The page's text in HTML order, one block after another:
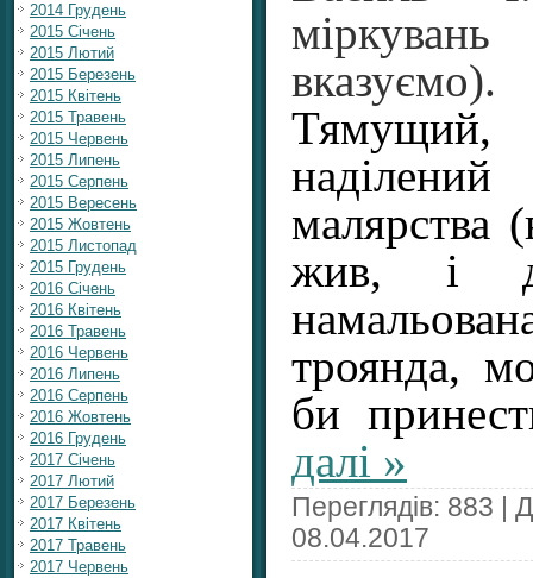
2014 Грудень
2015 Січень
2015 Лютий
2015 Березень
2015 Квітень
2015 Травень
2015 Червень
2015 Липень
2015 Серпень
2015 Вересень
2015 Жовтень
2015 Листопад
2015 Грудень
2016 Січень
2016 Квітень
2016 Травень
2016 Червень
2016 Липень
2016 Серпень
2016 Жовтень
2016 Грудень
2017 Січень
2017 Лютий
2017 Березень
2017 Квітень
2017 Травень
2017 Червень
вказуємо).
малярства
жив, і
троянда,
би
далі »
Переглядів: 883 |
08.04.2017